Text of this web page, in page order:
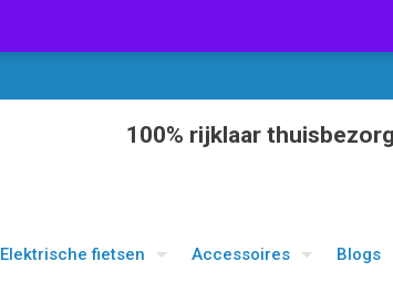
Elektrische fietsen Accessoires Blogs
100% rijklaar